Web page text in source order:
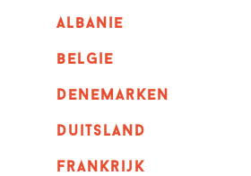
albanie
belgie
denemarken
duitsland
frankrijk